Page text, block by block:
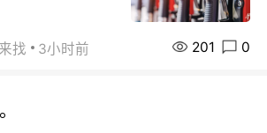
找 3小时前 201 0